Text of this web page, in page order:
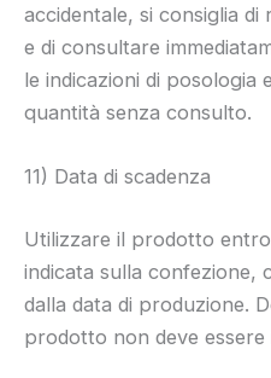
accidentale, si consiglia di
e di consultare
le indicazioni di posologia
quantità senza consulto.
11) Data di scadenza
Utilizzare il prodotto
indicata sulla confezione,
dalla data di produzione.
prodotto non deve essere